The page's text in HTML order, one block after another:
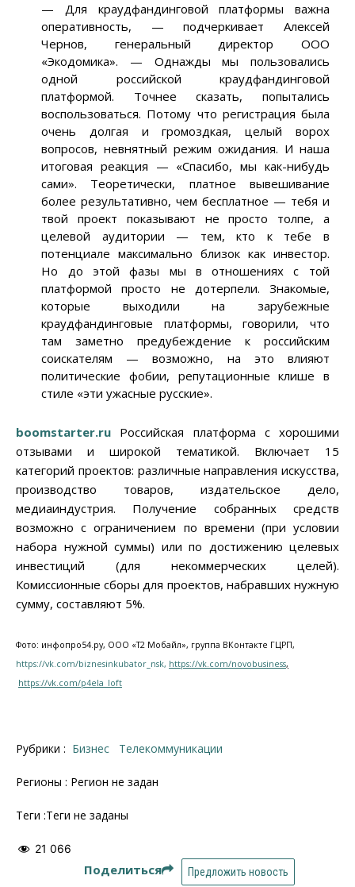
— Для краудфандинговой платформы важна
оперативность, — подчеркивает Алексей
Чернов, генеральный директор ООО
«Экодомика». — Однажды мы пользовались
одной российской краудфандинговой
платформой. Точнее сказать, попытались
воспользоваться. Потому что регистрация была
очень долгая и громоздкая, целый ворох
вопросов, невнятный режим ожидания. И наша
итоговая реакция — «Спасибо, мы как-нибудь
сами». Теоретически, платное вывешивание
более результативно, чем бесплатное — тебя и
твой проект показывают не просто толпе, а
целевой аудитории — тем, кто к тебе в
потенциале максимально близок как инвестор.
Но до этой фазы мы в отношениях с той
платформой просто не дотерпели. Знакомые,
которые выходили на зарубежные
краудфандинговые платформы, говорили, что
там заметно предубеждение к российским
соискателям — возможно, на это влияют
политические фобии, репутационные клише в
стиле «эти ужасные русские».
boomstarter.ru Российская платформа с хорошими
отзывами и широкой тематикой. Включает 15
категорий проектов: различные направления искусства,
производство товаров, издательское дело,
медиаиндустрия. Получение собранных средств
возможно с ограничением по времени (при условии
набора нужной суммы) или по достижению целевых
инвестиций (для некоммерческих целей).
Комиссионные сборы для проектов, набравших нужную
сумму, составляют 5%.
Фото: инфопро54.ру, OOO «T2 Мобайл», группа ВКонтакте ГЦРП,
https://vk.com/biznesinkubator_nsk, https://vk.com/novobusiness,
https://vk.com/p4ela_loft
Рубрики : Бизнес Телекоммуникации
Регионы : Регион не задан
Теги :Теги не заданы
21 066
Поделиться Предложить новость